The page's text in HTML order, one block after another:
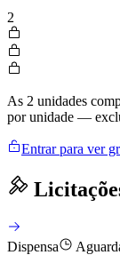
2
As 2 unidades
por unidade —
Entrar para ver
Dispensa